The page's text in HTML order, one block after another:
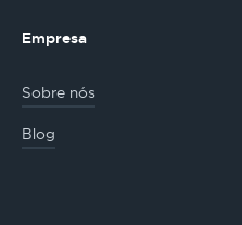
Empresa
Sobre nós
Blog